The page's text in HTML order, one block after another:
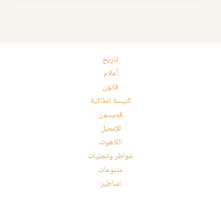
تاريخ
أعلام
قانون
كنيسة انطاكية
قديسون
الإنجيل
اللاهوت
خواطر وتجليات
متنوعات
اساطير